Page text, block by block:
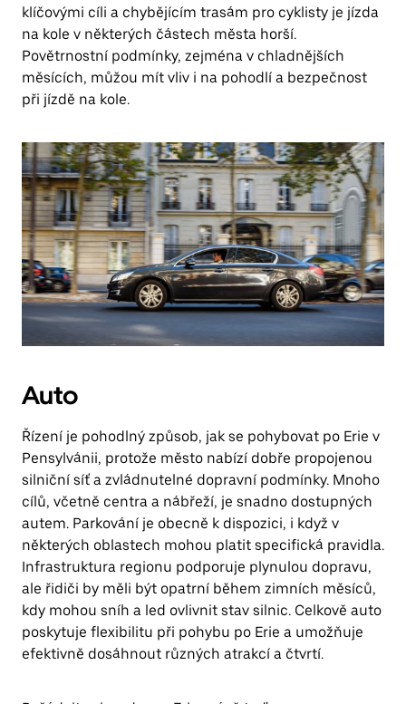
klíčovými cíli a chybějícím trasám pro cyklisty je jízda
na kole v některých částech města horší.
Povětrnostní podmínky, zejména v chladnějších
měsících, můžou mít vliv i na pohodlí a bezpečnost
při jízdě na kole.
Auto
Řízení je pohodlný způsob, jak se pohybovat po Erie v
Pensylvánii, protože město nabízí dobře propojenou
silniční síť a zvládnutelné dopravní podmínky. Mnoho
cílů, včetně centra a nábřeží, je snadno dostupných
autem. Parkování je obecně k dispozici, i když v
některých oblastech mohou platit specifická pravidla.
Infrastruktura regionu podporuje plynulou dopravu,
ale řidiči by měli být opatrní během zimních měsíců,
kdy mohou sníh a led ovlivnit stav silnic. Celkově auto
poskytuje flexibilitu při pohybu po Erie a umožňuje
efektivně dosáhnout různých atrakcí a čtvrtí.